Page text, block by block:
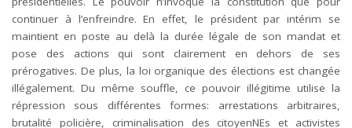
continuer à l’enfreindre. En effet, le président par intérim se
maintient en poste au delà la durée légale de son mandat et
pose des actions qui sont clairement en dehors de ses
prérogatives. De plus, la loi organique des élections est changée
illégalement. Du même souffle, ce pouvoir illégitime utilise la
répression sous différentes formes: arrestations arbitraires,
brutalité policière, criminalisation des citoyenNEs et activistes